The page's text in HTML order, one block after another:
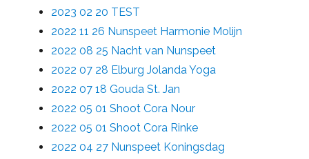
2023 02 20 TEST
2022 11 26 Nunspeet Harmonie Molijn
2022 08 25 Nacht van Nunspeet
2022 07 28 Elburg Jolanda Yoga
2022 07 18 Gouda St. Jan
2022 05 01 Shoot Cora Nour
2022 05 01 Shoot Cora Rinke
2022 04 27 Nunspeet Koningsdag